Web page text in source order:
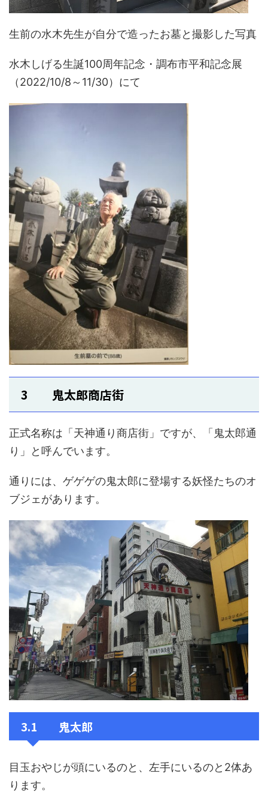
生前の水木先生が自分で造ったお墓と撮影した写真
水木しげる生誕100周年記念・調布市平和記念展
（2022/10/8～11/30）にて
3 鬼太郎商店街
正式名称は「天神通り商店街」ですが、「鬼太郎通
り」と呼んでいます。
通りには、ゲゲゲの鬼太郎に登場する妖怪たちのオ
ブジェがあります。
3.1 鬼太郎
目玉おやじが頭にいるのと、左手にいるのと2体あ
ります。